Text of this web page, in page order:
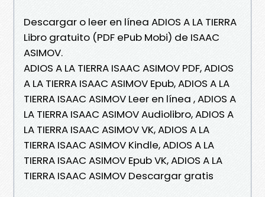
Descargar o leer en línea ADIOS A LA TIERRA
Libro gratuito (PDF ePub Mobi) de ISAAC
ASIMOV.
ADIOS A LA TIERRA ISAAC ASIMOV PDF, ADIOS
A LA TIERRA ISAAC ASIMOV Epub, ADIOS A LA
TIERRA ISAAC ASIMOV Leer en línea , ADIOS A
LA TIERRA ISAAC ASIMOV Audiolibro, ADIOS A
LA TIERRA ISAAC ASIMOV VK, ADIOS A LA
TIERRA ISAAC ASIMOV Kindle, ADIOS A LA
TIERRA ISAAC ASIMOV Epub VK, ADIOS A LA
TIERRA ISAAC ASIMOV Descargar gratis